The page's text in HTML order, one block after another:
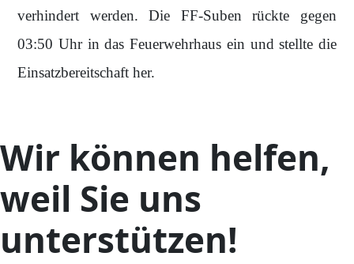
verhindert werden. Die FF-Suben rückte gegen
03:50 Uhr in das Feuerwehrhaus ein und stellte die
Einsatzbereitschaft her.
Wir können helfen,
weil Sie uns
unterstützen!